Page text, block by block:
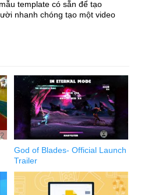
template có sẵn để tạo
nhanh chóng tạo một video
God of Blades- Official Launch
Trailer